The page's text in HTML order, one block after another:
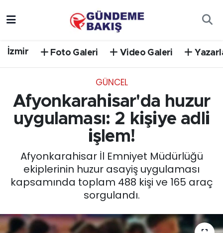
İzmir Foto Galeri Video Galeri
GÜNCEL
Afyonkarahisar'da huzur
uygulaması: 2 kişiye adli
işlem!
Afyonkarahisar İl Emniyet Müdürlüğü
ekiplerinin huzur asayiş uygulaması
kapsamında toplam 488 kişi ve 165 araç
sorgulandı.
EGE
EKONOMİ
English News
GÜNCEL
Süper Lig Puan Durumu ve Fikstür
Tüm Manşetler
Son Dakika Haberleri